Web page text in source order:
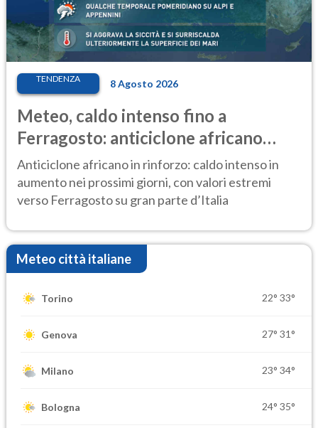
TENDENZA 8 Agosto 2026
Meteo, caldo intenso fino a
Ferragosto: anticiclone africano
ancora protagonista
Anticiclone africano in rinforzo: caldo intenso in
aumento nei prossimi giorni, con valori estremi
verso Ferragosto su gran parte d’Italia
Meteo città italiane
Torino 22° 33°
Genova 27° 31°
Milano 23° 34°
Bologna 24° 35°